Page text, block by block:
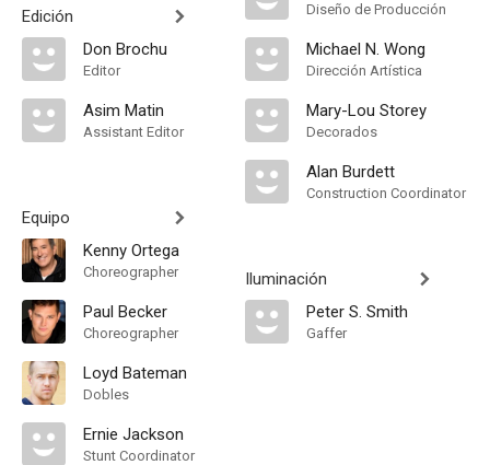
Edición
Don Brochu
Editor
Asim Matin
Assistant Editor
Equipo
Kenny Ortega
Choreographer
Paul Becker
Choreographer
Loyd Bateman
Dobles
Ernie Jackson
Stunt Coordinator
Diseño de Producción
Michael N. Wong
Dirección Artística
Mary-Lou Storey
Decorados
Alan Burdett
Construction Coordinator
Iluminación
Peter S. Smith
Gaffer